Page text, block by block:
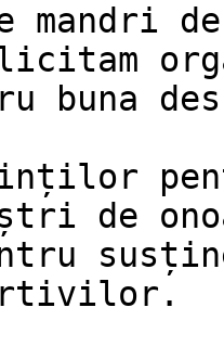
mandri
buna
de